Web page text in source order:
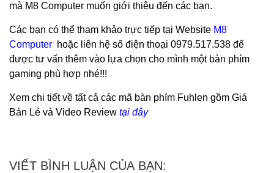
mà M8 Computer muốn giới thiệu đến các bạn.
Các bạn có thể tham khảo trực tiếp tại Website M8
Computer hoặc liên hệ số điện thoại 0979.517.538 để
được tư vấn thêm vào lựa chọn cho mình một bàn phím
gaming phù hợp nhé!!!
Xem chi tiết về tất cả các mã bàn phím Fuhlen gồm Giá
Bán Lẻ và Video Review tại đây
VIẾT BÌNH LUẬN CỦA BẠN: